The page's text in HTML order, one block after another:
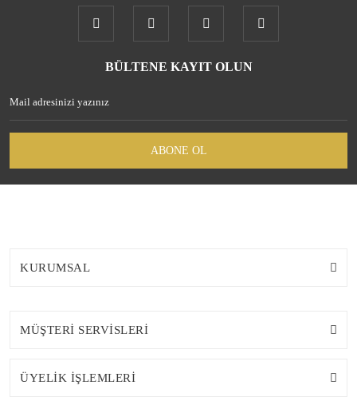
BÜLTENE KAYIT OLUN
ABONE OL
KURUMSAL
MÜŞTERİ SERVİSLERİ
ÜYELİK İŞLEMLERİ